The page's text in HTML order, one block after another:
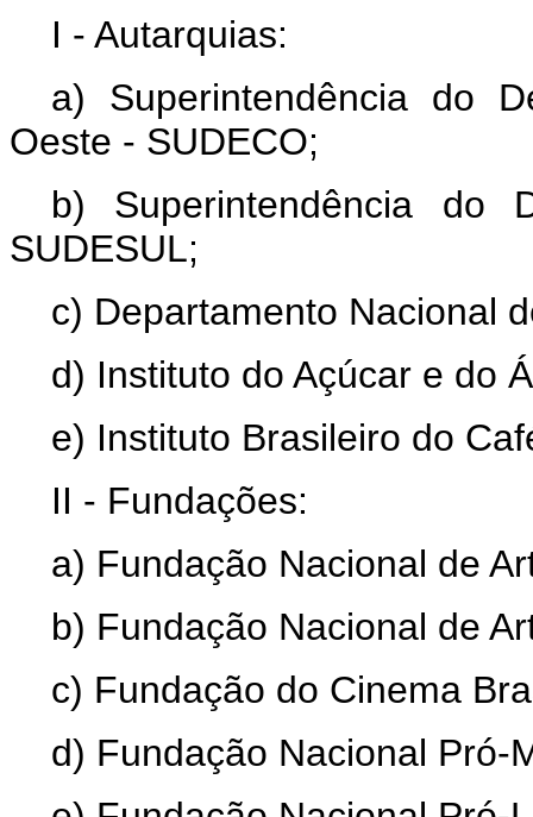
I - Autarquias:
a) Superintendência do
Oeste - SUDECO;
b) Superintendência do
SUDESUL;
c) Departamento Nacional
d) Instituto do Açúcar e do
e) Instituto Brasileiro do
II - Fundações:
a) Fundação Nacional de
b) Fundação Nacional de
c) Fundação do Cinema
d) Fundação Nacional Pró-